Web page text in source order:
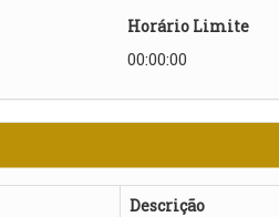
Horário Limite
00:00:00
Descrição